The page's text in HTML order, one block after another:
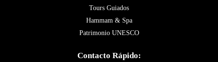
Tours Guiados
Hammam & Spa
Patrimonio UNESCO
Contacto Rápido: